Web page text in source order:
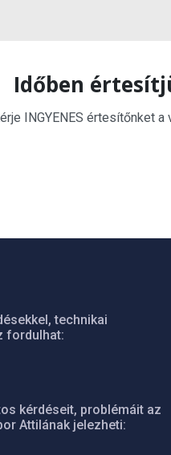
Időben
INGYENES értesítőnket
technikai
fordulhat:
kérdéseit, problémáit az
Attilának jelezheti: